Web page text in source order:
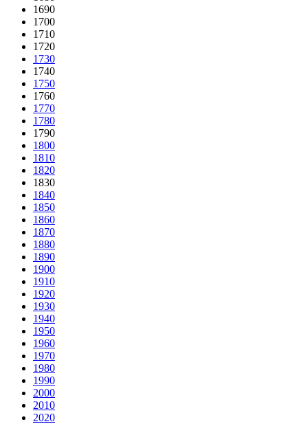
1690
1700
1710
1720
1730
1740
1750
1760
1770
1780
1790
1800
1810
1820
1830
1840
1850
1860
1870
1880
1890
1900
1910
1920
1930
1940
1950
1960
1970
1980
1990
2000
2010
2020